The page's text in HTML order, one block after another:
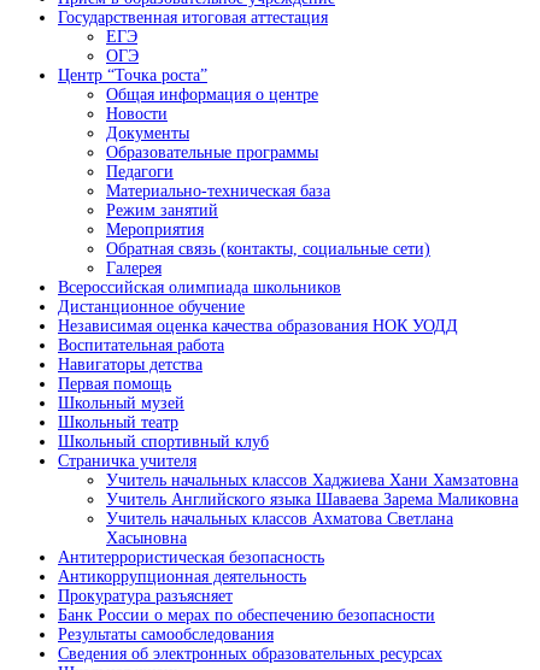
Государственная итоговая аттестация
ЕГЭ
ОГЭ
Центр “Точка роста”
Общая информация о центре
Новости
Документы
Образовательные программы
Педагоги
Материально-техническая база
Режим занятий
Мероприятия
Обратная связь (контакты, социальные сети)
Галерея
Всероссийская олимпиада школьников
Дистанционное обучение
Независимая оценка качества образования НОК УОДД
Воспитательная работа
Навигаторы детства
Первая помощь
Школьный музей
Школьный театр
Школьный спортивный клуб
Страничка учителя
Учитель начальных классов Хаджиева Хани Хамзатовна
Учитель Английского языка Шаваева Зарема Маликовна
Учитель начальных классов Ахматова Светлана
Хасыновна
Антитеррористическая безопасность
Антикоррупционная деятельность
Прокуратура разъясняет
Банк России о мерах по обеспечению безопасности
Результаты самообследования
Сведения об электронных образовательных ресурсах